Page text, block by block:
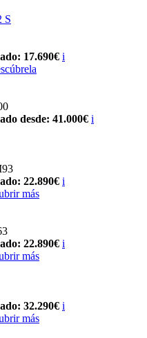
S
17.690€ i
desde: 41.000€ i
22.890€ i
más
22.890€ i
más
32.290€ i
más